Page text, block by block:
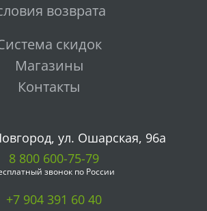
возврата
скидок
Магазины
Контакты
ул. Ошарская, 96а
8 800 600-75-79
звонок по России
+7 904 391 60 40